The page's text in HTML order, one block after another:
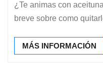
¿Te animas con
breve sobre como
MÁS INFORMACIÓN